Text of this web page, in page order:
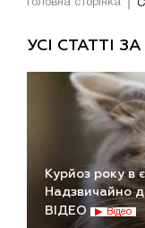
Головна сторінка
УСІ СТАТТІ
Курйоз року в
Надзвичайно
ВІДЕО
Відео